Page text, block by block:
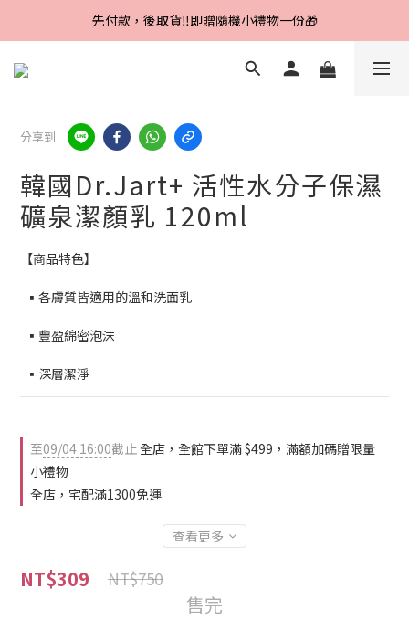
Line好友招募中，首購、回購皆贈100元
先付款，後取貨‼️即贈隨機小禮物一份🎁
Line好友招募中，首購、回購皆贈100元
分享到
韓國Dr.Jart+ 活性水分子保濕
礦泉潔顏乳 120ml
【商品特色】
  ▪各膚質皆適用的溫和洗面乳
  ▪豐盈綿密泡沫
  ▪深層潔淨
至09/04 16:00截止全店，全館下單滿 $499，滿額加碼贈限量
小禮物
全店，宅配滿1300免運
查看更多
NT$309 NT$750
售完